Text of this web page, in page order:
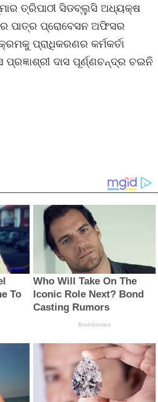
ତ୍ରିପାଠୀ ସିଡବ୍ଲୁସି ଅଧ୍ୟକ୍ଷ
ପାତ୍ର ପ୍ରୋବେସନ ଅଫିସର
ପ୍ରାଧିକରଣର କର୍ମକର୍ତା
ଦାସ ପୂର୍ଣ୍ଣଚନ୍ଦ୍ର ଚଇନି